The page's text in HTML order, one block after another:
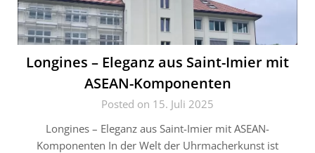
Longines – Eleganz aus Saint-Imier mit
ASEAN-Komponenten
Posted on 15. Juli 2025
Longines – Eleganz aus Saint-Imier mit ASEAN-
Komponenten In der Welt der Uhrmacherkunst ist